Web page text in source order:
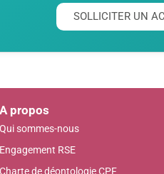
SOLLICITER UN
A propos
Qui sommes-nous
Engagement RSE
Charte de déontologie CPF